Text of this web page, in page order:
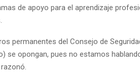
de apoyo para el aprendizaje
permanentes del Consejo de
se opongan, pues no estamos